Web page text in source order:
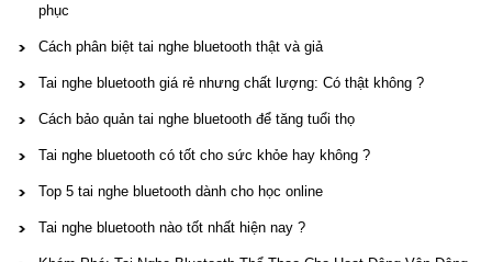
phục
Cách phân biệt tai nghe bluetooth thật và giả
Tai nghe bluetooth giá rẻ nhưng chất lượng: Có thật không ?
Cách bảo quản tai nghe bluetooth để tăng tuổi thọ
Tai nghe bluetooth có tốt cho sức khỏe hay không ?
Top 5 tai nghe bluetooth dành cho học online
Tai nghe bluetooth nào tốt nhất hiện nay ?